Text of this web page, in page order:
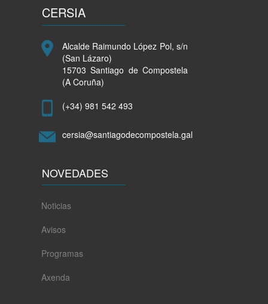
CERSIA
Alcalde Raimundo López Pol, s/n
(San Lázaro)
15703 Santiago de Compostela
(A Coruña)
(+34) 981 542 493
cersia@santiagodecompostela.gal
NOVEDADES
Noticias
Avisos
Programas
Axenda